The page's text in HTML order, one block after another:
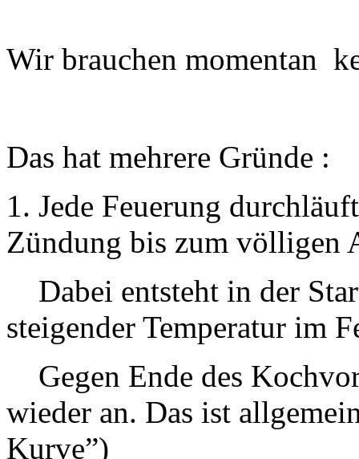
Wir brauchen momentan
Das hat mehrere Gründe :
1. Jede Feuerung
Zündung bis zum völligen
Dabei entsteht in der
steigender Temperatur im
Gegen Ende des
wieder an. Das ist
Kurve”)